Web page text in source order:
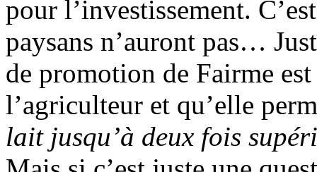
pour l’investissement.
paysans n’auront pas…
de promotion de Fairme
l’agriculteur et qu’elle
lait jusqu’à deux fois